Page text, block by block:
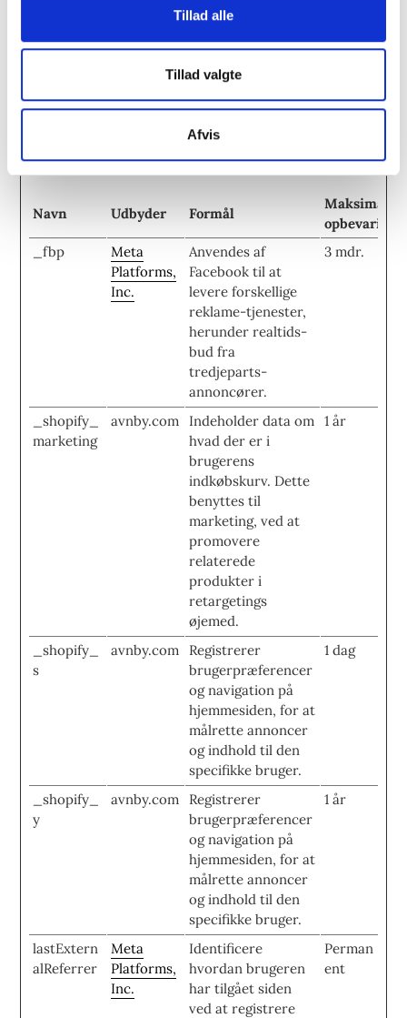
Tillad alle
Tillad valgte
Afvis
intern analyse.
Marketing cookies bruges til at spore brugere på tværs af
websites. Hensigten er at vise annoncer, der er relevante
og engagerende for den enkelte bruger, og dermed mere
værdifulde for udgivere og tredjeparts-annoncører.
Navn Udbyder Formål
Maksimal
_fbp
Meta
Platforms,
Inc.
Anvendes af
Facebook til at
levere forskellige
reklame-tjenester,
herunder realtids-
bud fra
tredjeparts-
annoncører.
3 mdr.
_shopify_
marketing
avnby.com
Indeholder data om
hvad der er i
brugerens
indkøbskurv. Dette
benyttes til
marketing, ved at
promovere
relaterede
produkter i
retargetings
øjemed.
1 år
_shopify_
s
avnby.com
Registrerer
brugerpræferencer
og navigation på
hjemmesiden, for at
målrette annoncer
og indhold til den
specifikke bruger.
1 dag
_shopify_
y
avnby.com
Registrerer
brugerpræferencer
og navigation på
hjemmesiden, for at
målrette annoncer
og indhold til den
specifikke bruger.
1 år
lastExtern
alReferrer
Meta
Platforms,
Inc.
Identificere
hvordan brugeren
har tilgået siden
ved at registrere
Perman
ent